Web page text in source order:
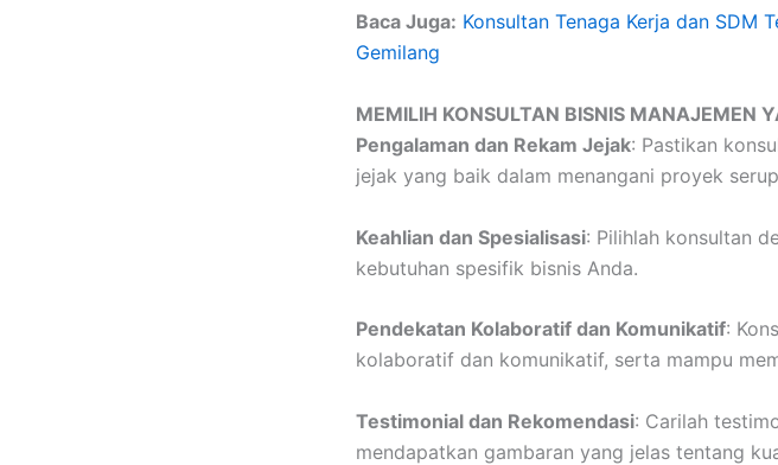
Baca Juga: Konsultan Tenaga Kerja dan SDM
Gemilang
MEMILIH KONSULTAN BISNIS MANAJEMEN
Pengalaman dan Rekam Jejak: Pastikan
jejak yang baik dalam menangani proyek
Keahlian dan Spesialisasi: Pilihlah konsultan
kebutuhan spesifik bisnis Anda.
Pendekatan Kolaboratif dan Komunikatif:
kolaboratif dan komunikatif, serta mampu
Testimonial dan Rekomendasi: Carilah
mendapatkan gambaran yang jelas tentang